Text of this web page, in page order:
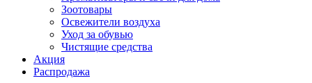
Зоотовары
Освежители воздуха
Уход за обувью
Чистящие средства
Акция
Распродажа